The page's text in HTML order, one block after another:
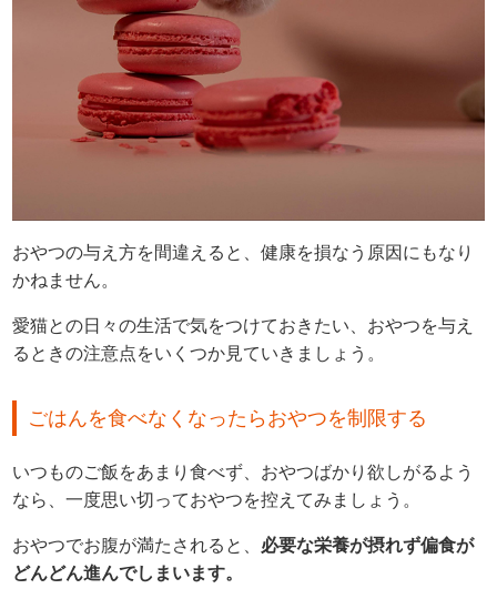
おやつの与え方を間違えると、健康を損なう原因にもなり
かねません。
愛猫との日々の生活で気をつけておきたい、おやつを与え
るときの注意点をいくつか見ていきましょう。
ごはんを食べなくなったらおやつを制限する
いつものご飯をあまり食べず、おやつばかり欲しがるよう
なら、一度思い切っておやつを控えてみましょう。
おやつでお腹が満たされると、 必要な栄養が摂れず偏食が
どんどん進んでしまいます。